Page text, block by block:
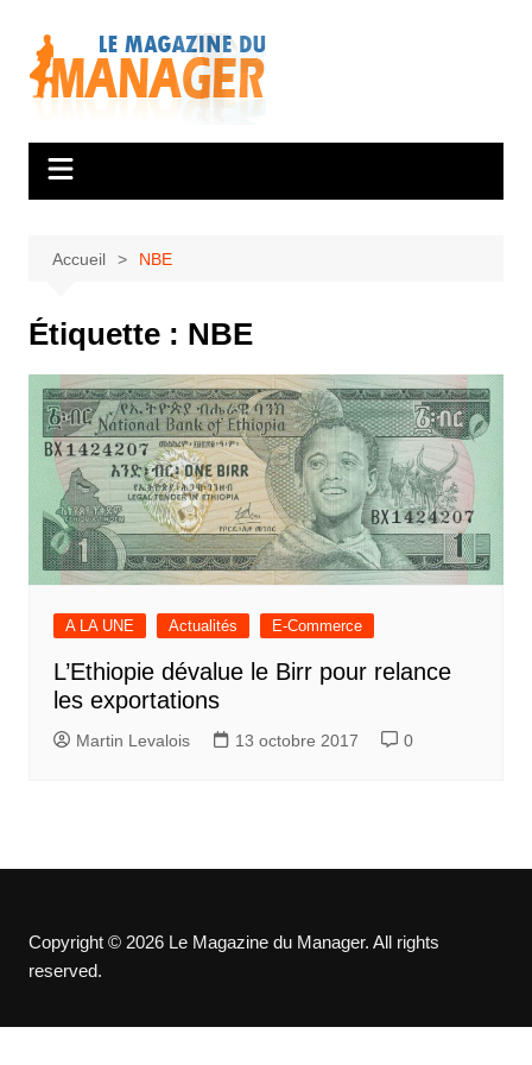
contenu
Accueil NBE
Étiquette : NBE
A LA UNE Actualités E-Commerce
L’Ethiopie dévalue le Birr pour relance
les exportations
Martin Levalois 13 octobre 2017 0
Copyright © 2026 Le Magazine du Manager. All rights
reserved.